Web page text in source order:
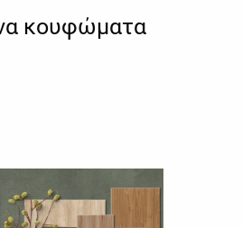
κουφώματα